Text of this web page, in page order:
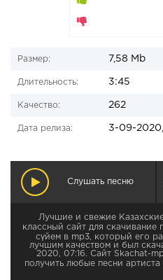
Размер: 7,58 Mb
Длительность: 3:45
Качество: 262
Дата релиза: 3-09-2020,
Слушать песню
Лучшие и свежие
классный сайт для скачивание
сүйем в mp3, который его
лучшим качеством и был
2020, 07:16. Сайт Skachat-
получить любые песни артиста